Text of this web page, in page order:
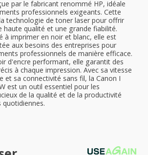
par le fabricant renommé HP, idéale
professionnels exigeants. Cette
technologie de toner laser pour offrir
haute qualité et une grande fiabilité.
à imprimer en noir et blanc, elle est
aux besoins des entreprises pour
professionnels de manière efficace.
d'encre performant, elle garantit des
à chaque impression. Avec sa vitesse
et sa connectivité sans fil, la Canon I
est un outil essentiel pour les
de la qualité et de la productivité
quotidiennes.